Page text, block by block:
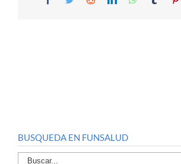
BUSQUEDA EN FUNSALUD
Buscar